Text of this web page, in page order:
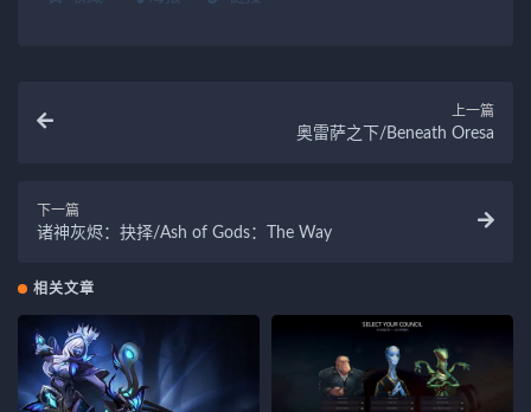
上一篇
奥雷萨之下/Beneath Oresa
下一篇
诸神灰烬：抉择/Ash of Gods：The Way
相关文章